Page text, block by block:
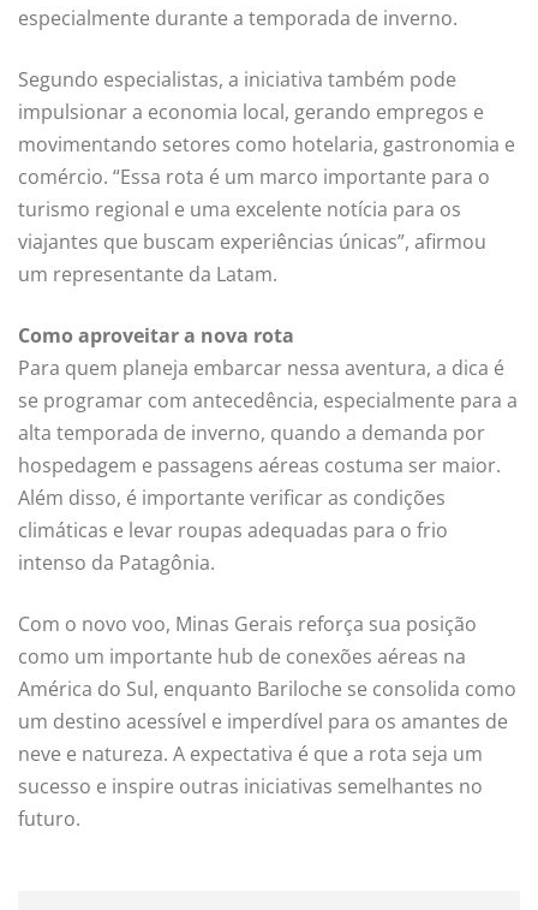
especialmente durante a temporada de inverno.
Segundo especialistas, a iniciativa também pode
impulsionar a economia local, gerando empregos e
movimentando setores como hotelaria, gastronomia e
comércio. “Essa rota é um marco importante para o
turismo regional e uma excelente notícia para os
viajantes que buscam experiências únicas”, afirmou
um representante da Latam.
Como aproveitar a nova rota
Para quem planeja embarcar nessa aventura, a dica é
se programar com antecedência, especialmente para a
alta temporada de inverno, quando a demanda por
hospedagem e passagens aéreas costuma ser maior.
Além disso, é importante verificar as condições
climáticas e levar roupas adequadas para o frio
intenso da Patagônia.
Com o novo voo, Minas Gerais reforça sua posição
como um importante hub de conexões aéreas na
América do Sul, enquanto Bariloche se consolida como
um destino acessível e imperdível para os amantes de
neve e natureza. A expectativa é que a rota seja um
sucesso e inspire outras iniciativas semelhantes no
futuro.